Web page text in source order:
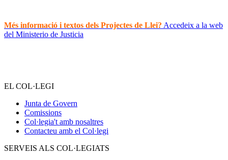
Més informació i textos dels Projectes de Llei? Accedeix a la web
del Ministerio de Justicia
EL COL·LEGI
Junta de Govern
Comissions
Col·legia't amb nosaltres
Contacteu amb el Col·legi
SERVEIS ALS COL·LEGIATS